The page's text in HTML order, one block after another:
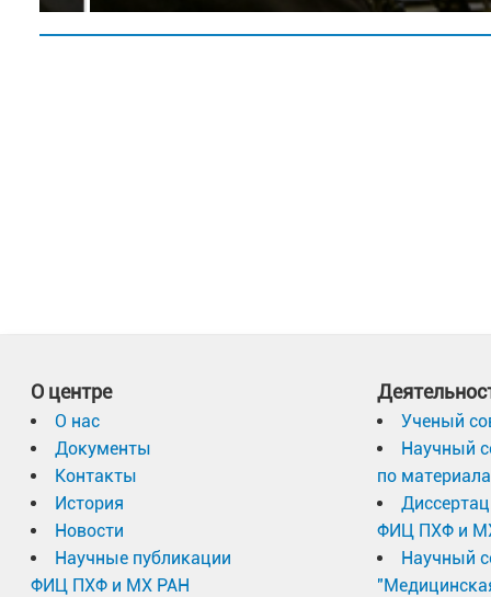
И.О. начальника ремонтно-производственного
участка
Начальник инженерно-технического участка
О центре
О нас
Документы
Контакты
История
Новости
Научные публикации
ФИЦ ПХФ и МХ РАН
Ученый
Научный
по
ФИЦ ПХФ и
Научный